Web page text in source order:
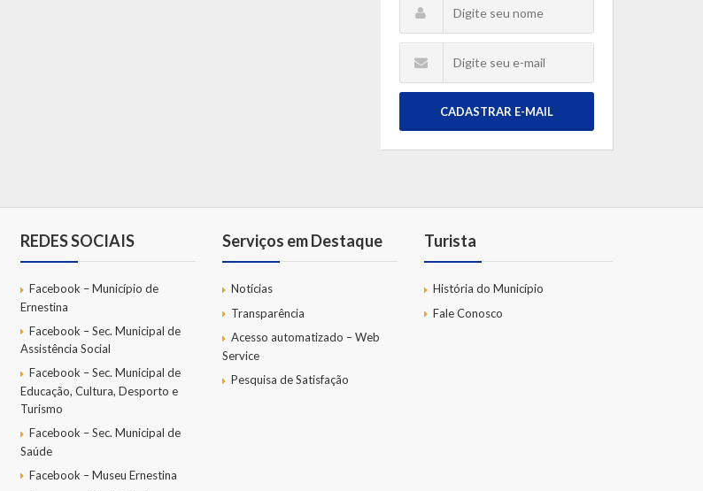
CADASTRAR E-MAIL
REDES SOCIAIS
Facebook – Município de
Ernestina
Facebook – Sec. Municipal de
Assistência Social
Facebook – Sec. Municipal de
Educação, Cultura, Desporto e
Turismo
Facebook – Sec. Municipal de
Saúde
Facebook – Museu Ernestina
Serviços em Destaque
Notícias
Transparência
Acesso automatizado – Web
Service
Pesquisa de Satisfação
Turista
História do Município
Fale Conosco